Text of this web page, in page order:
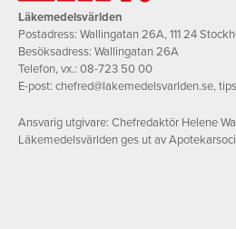
Läkemedelsvärlden
Postadress: Wallingatan 26A, 111 24
Besöksadress: Wallingatan 26A
Telefon, vx.: 08-723 50 00
E-post: chefred@lakemedelsvarlden.se,
Ansvarig utgivare: Chefredaktör Helene
Läkemedelsvärlden ges ut av